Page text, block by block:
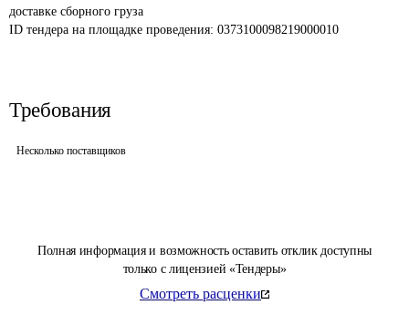
Полная информация и возможность оставить отклик доступны
только с лицензией «Тендеры»
Смотреть расценки
доставке сборного груза
ID тендера на площадке проведения: 0373100098219000010
Требования
Несколько поставщиков